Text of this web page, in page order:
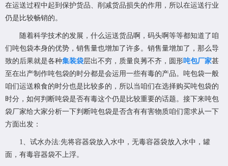
在运送过程中起到保护货品、削减货品损失的作用，所以在运送行业
仍是比较畅销的。
随着科学技术的发展，什么运送货品啊，码头啊等等都知道了咱
们吨包袋本身的优势，销售量也增加了许多。销售量增加了，那么导
致的后果就是各种集装袋层出不穷，质量良莠不齐，圆形吨包厂家甚
至在出产制作吨包袋的时分都是会运用一些有毒的产品。吨包袋一般
咱们运送粮食的时分也是比较多的，所以当咱们在选择购买吨包袋的
时分，如何判断吨袋是否有毒这个仍是比较重要的话题。接下来吨包
袋厂家给大家分析一下判断吨包袋是否含有有害物质咱们需求从一下
方面出发：
1、试水办法:先将容器袋放入水中，无毒容器袋放入水中，罐
面，有毒容器袋不上浮。